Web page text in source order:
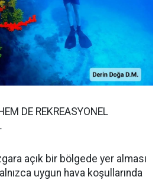
DE REKREASYONEL
açık bir bölgede yer alması
uygun hava koşullarında